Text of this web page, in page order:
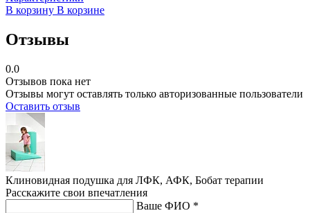
В корзину В корзине
Отзывы
0.0
Отзывов пока нет
Отзывы могут оставлять только авторизованные пользователи
Оставить отзыв
Клиновидная подушка для ЛФК, АФК, Бобат терапии
Расскажите свои впечатления
Ваше ФИО *